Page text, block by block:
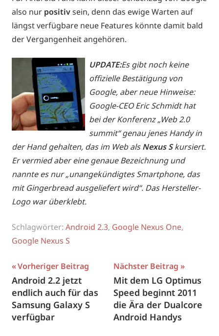
also nur positivsein, denn das ewige Warten auf
längst verfügbare neue Features könnte damit bald
der Vergangenheit angehören.
UPDATE:Es gibt noch keine
offizielle Bestätigung von
Google, aber neue Hinweise:
Google-CEO Eric Schmidt hat
bei der Konferenz „Web 2.0
summit“ genau jenes Handy in
der Hand gehalten, das im Web alsNexus Skursiert.
Er vermied aber eine genaue Bezeichnung und
nannte es nur „unangekündigtes Smartphone, das
mit Gingerbread ausgeliefert wird“. Das Hersteller-
Logo war überklebt.
Schlagwörter: Android 2.3, Google Nexus One,
Google Nexus S
Beitragsnavigation
Vorheriger Beitrag
Android 2.2 jetzt
endlich auch für das
Samsung Galaxy S
verfügbar
Nächster Beitrag
Mit dem LG Optimus
Speed beginnt 2011
die Ära der Dualcore
Android Handys